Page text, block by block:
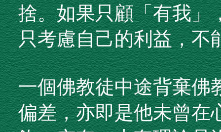
捨。如果只顧「有我」
只考慮自己的利益，不
一個佛教徒中途背棄佛
偏差，亦即是他未曾在